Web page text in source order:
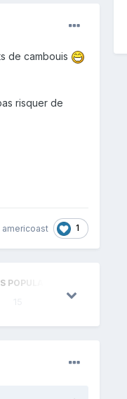
de cambouis
risquer de
americoast 1
POPULAIRES
1 juin